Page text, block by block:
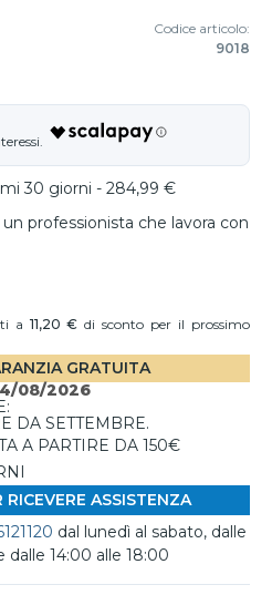
Codice articolo:
9018
30 giorni - 284,99 €
professionista che lavora con
a 11,20 € di sconto per il prossimo
GRATUITA
08/2026
DA SETTEMBRE.
A PARTIRE DA 150€
RICEVERE ASSISTENZA
dal lunedì al sabato, dalle
dalle 14:00 alle 18:00